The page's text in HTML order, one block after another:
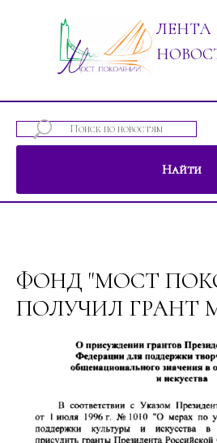
ЛЕНТА
Найти
ФОНД "МОСТ
ПОЛУЧИЛ ГРАНТ